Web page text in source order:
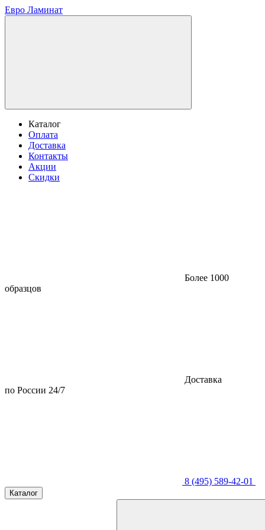
Евро Ламинат
Каталог
Оплата
Доставка
Контакты
Акции
Скидки
Более 1000
образцов
Доставка
по России 24/7
8 (495) 589-42-01
Каталог